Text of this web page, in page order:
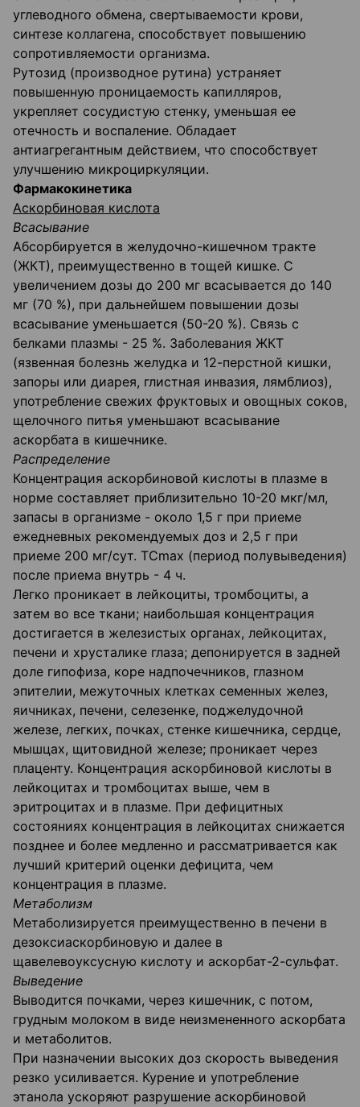
углеводного обмена, свертываемости крови,
синтезе коллагена, способствует повышению
сопротивляемости организма.
Рутозид (производное рутина) устраняет
повышенную проницаемость капилляров,
укрепляет сосудистую стенку, уменьшая ее
отечность и воспаление. Обладает
антиагрегантным действием, что способствует
улучшению микроциркуляции.
Фармакокинетика
Аскорбиновая кислота
Всасывание
Абсорбируется в желудочно-кишечном тракте
(ЖКТ), преимущественно в тощей кишке. С
увеличением дозы до 200 мг всасывается до 140
мг (70 %), при дальнейшем повышении дозы
всасывание уменьшается (50-20 %). Связь с
белками плазмы - 25 %. Заболевания ЖКТ
(язвенная болезнь желудка и 12-перстной кишки,
запоры или диарея, глистная инвазия, лямблиоз),
употребление свежих фруктовых и овощных соков,
щелочного питья уменьшают всасывание
аскорбата в кишечнике.
Распределение
Концентрация аскорбиновой кислоты в плазме в
норме составляет приблизительно 10-20 мкг/мл,
запасы в организме - около 1,5 г при приеме
ежедневных рекомендуемых доз и 2,5 г при
приеме 200 мг/сут. TCmax (период полувыведения)
после приема внутрь - 4 ч.
Легко проникает в лейкоциты, тромбоциты, а
затем во все ткани; наибольшая концентрация
достигается в железистых органах, лейкоцитах,
печени и хрусталике глаза; депонируется в задней
доле гипофиза, коре надпочечников, глазном
эпителии, межуточных клетках семенных желез,
яичниках, печени, селезенке, поджелудочной
железе, легких, почках, стенке кишечника, сердце,
мышцах, щитовидной железе; проникает через
плаценту. Концентрация аскорбиновой кислоты в
лейкоцитах и тромбоцитах выше, чем в
эритроцитах и в плазме. При дефицитных
состояниях концентрация в лейкоцитах снижается
позднее и более медленно и рассматривается как
лучший критерий оценки дефицита, чем
концентрация в плазме.
Метаболизм
Метаболизируется преимущественно в печени в
дезоксиаскорбиновую и далее в
щавелевоуксусную кислоту и аскорбат-2-сульфат.
Выведение
Выводится почками, через кишечник, с потом,
грудным молоком в виде неизмененного аскорбата
и метаболитов.
При назначении высоких доз скорость выведения
резко усиливается. Курение и употребление
этанола ускоряют разрушение аскорбиновой